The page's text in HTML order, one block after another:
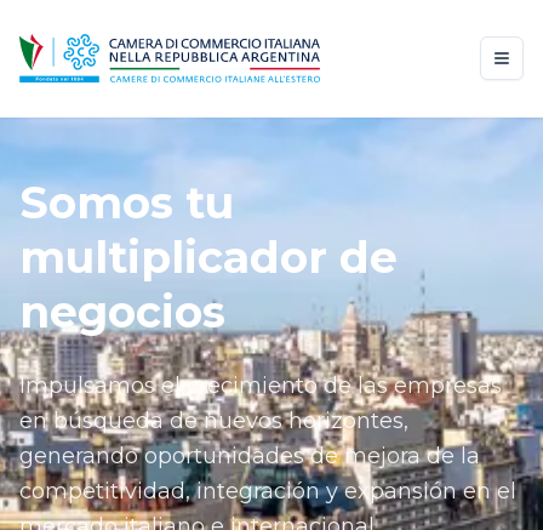
Somos tu
multiplicador de
negocios
Impulsamos el crecimiento de las empresas
en búsqueda de nuevos horizontes,
generando oportunidades de mejora de la
competitividad, integración y expansión en el